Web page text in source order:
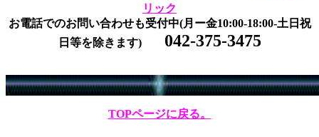
リック
お電話でのお問い合わせも受付中(月ー金10:00-18:00-土日祝
日等を除きます) 042-375-3475
TOPページに戻る。